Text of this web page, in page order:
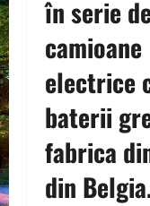
în serie de
camioane
electrice
baterii
fabrica
din